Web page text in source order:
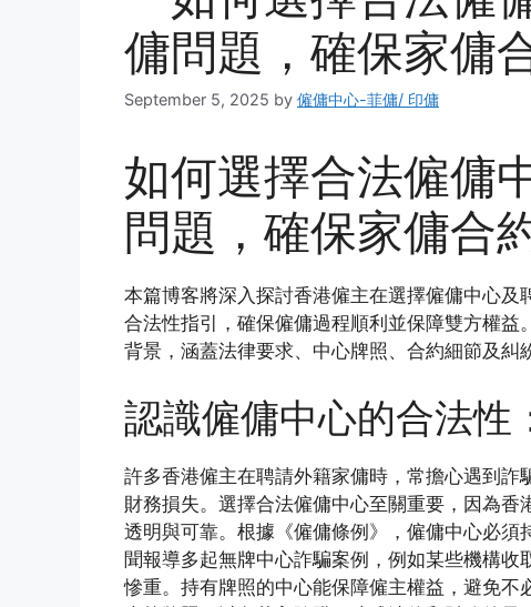
傭問題，確保家傭
September 5, 2025 by 僱傭中心-菲傭/ 印傭
如何選擇合法僱傭
問題，確保家傭合
本篇博客將深入探討香港僱主在選擇僱傭中心
合法性指引，確保僱傭過程順利並保障雙方權
背景，涵蓋法律要求、中心牌照、合約細節及糾
認識僱傭中心的合法性
許多香港僱主在聘請外籍家傭時，常擔心遇到
財務損失。選擇合法僱傭中心至關重要，因為
透明與可靠。根據《僱傭條例》，僱傭中心必
聞報導多起無牌中心詐騙案例，例如某些機構
慘重。持有牌照的中心能保障僱主權益，避免